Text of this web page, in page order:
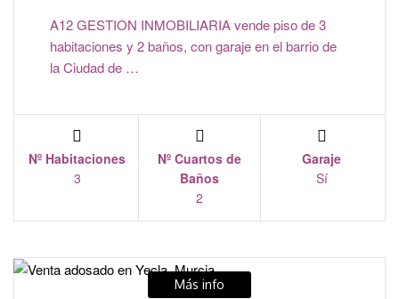
A12 GESTION INMOBILIARIA vende piso de 3
habitaciones y 2 baños, con garaje en el barrio de
la Ciudad de …
Nº Habitaciones
3
Nº Cuartos de
Baños
2
Garaje
Sí
Más info